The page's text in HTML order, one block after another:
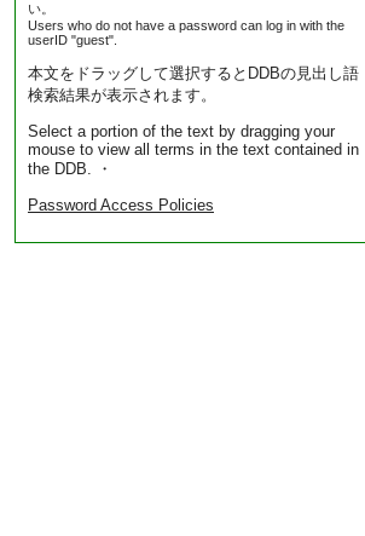
い。
Users who do not have a password can log in with the
userID "guest".
本文をドラッグして選択するとDDBの見出し語
検索結果が表示されます。
Select a portion of the text by dragging your
mouse to view all terms in the text contained in
the DDB. ・
Password Access Policies